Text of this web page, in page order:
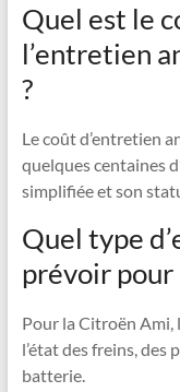
Quel est le
l’entretien
?
Le coût d’entretien
quelques centaines
simplifiée et son
Quel type
prévoir pour
Pour la Citroën
l’état des freins, des
batterie.